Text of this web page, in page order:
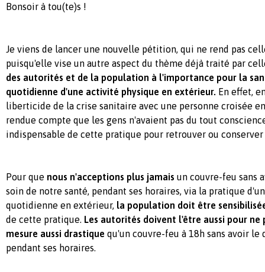
Bonsoir à tou(te)s !
Je viens de lancer une nouvelle pétition, qui ne rend pas
puisqu'elle vise un autre aspect du thème déjà traité par
des autorités et de la population à l'importance pour la
quotidienne d'une activité physique en extérieur. En effet,
liberticide de la crise sanitaire avec une personne croisée
rendue compte que les gens n'avaient pas du tout
indispensable de cette pratique pour retrouver ou
Pour que nous n'acceptions plus jamais un couvre-feu sans
soin de notre santé, pendant ses horaires, via la pratique
quotidienne en extérieur, la population doit être
de cette pratique. Les autorités doivent l'être aussi pour ne
mesure aussi drastique qu'un couvre-feu à 18h sans avoir le
pendant ses horaires.